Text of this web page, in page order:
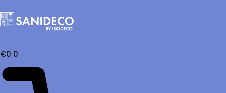
€0 0